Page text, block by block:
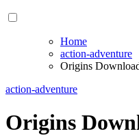
Home
action-adventure
Origins
action-adventure
Origins